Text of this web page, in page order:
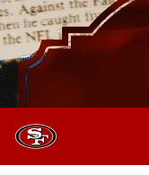
Skip
to
main
content